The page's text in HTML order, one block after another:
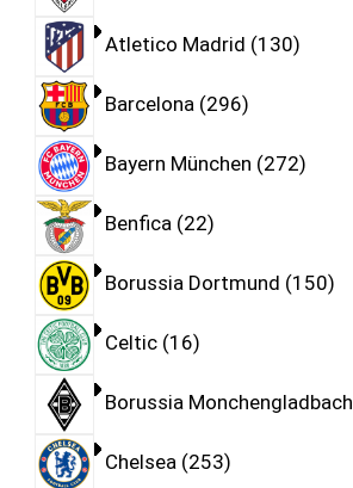
Atletico Madrid 130
Barcelona 296
Bayern München 272
Benfica 22
Borussia Dortmund 150
Celtic 16
Borussia Monchengladbach
Chelsea 253